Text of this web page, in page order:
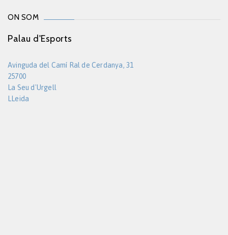
ON SOM
Palau d'Esports
Avinguda del Camí Ral de Cerdanya, 31
25700
La Seu d'Urgell
LLeida